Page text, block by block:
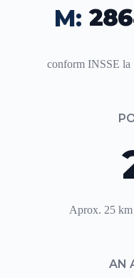
M:
conform INSSE la
Aprox. 25
AN